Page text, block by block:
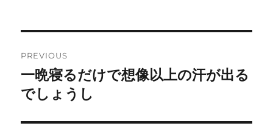
navigation
PREVIOUS
Previous
post:
一晩寝るだけで想像以上の汗が出る
でしょうし